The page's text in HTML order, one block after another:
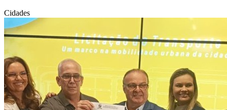
Cidades